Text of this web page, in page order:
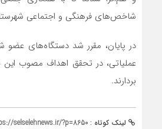
شاخص‌های فرهنگی و اجتماعی
در پایان، مقرر شد دستگاه‌های عضو
عملیاتی، در تحقق اهداف مصوب
بردارند.
لینک کوتاه : selselehnews.ir/?p=8650